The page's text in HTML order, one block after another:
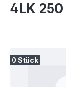
4LK 250
0 Stück